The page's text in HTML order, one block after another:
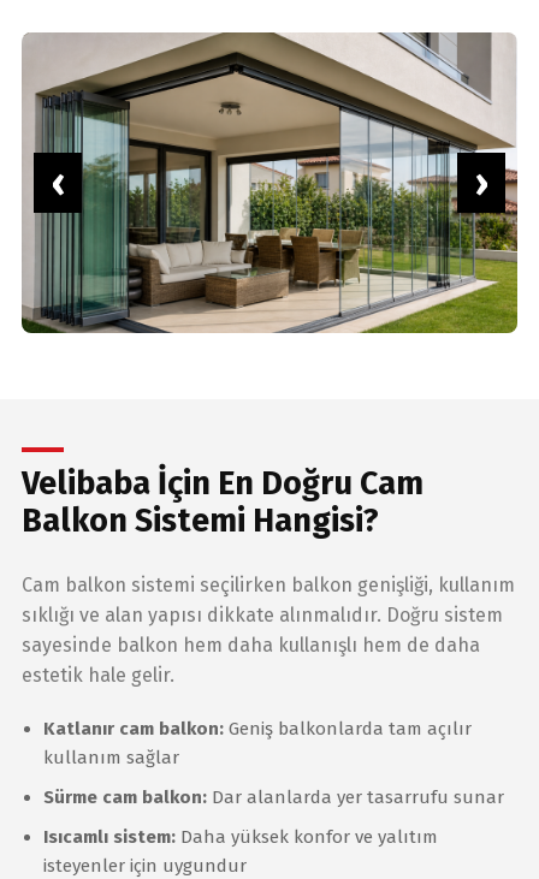
‹ ›
Velibaba İçin En Doğru Cam
Balkon Sistemi Hangisi?
Cam balkon sistemi seçilirken balkon genişliği, kullanım
sıklığı ve alan yapısı dikkate alınmalıdır. Doğru sistem
sayesinde balkon hem daha kullanışlı hem de daha
estetik hale gelir.
Katlanır cam balkon: Geniş balkonlarda tam açılır
kullanım sağlar
Sürme cam balkon: Dar alanlarda yer tasarrufu sunar
Isıcamlı sistem: Daha yüksek konfor ve yalıtım
isteyenler için uygundur